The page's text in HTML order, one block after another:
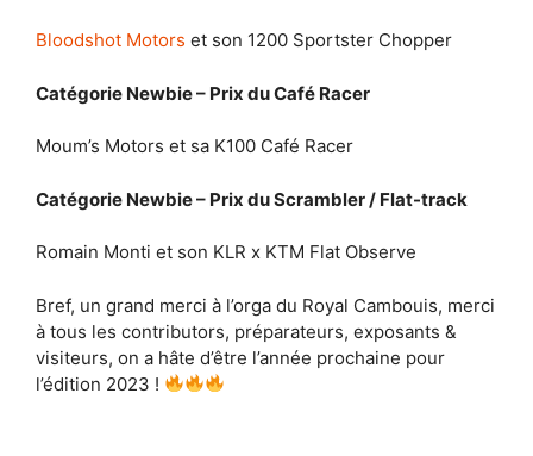
Bloodshot Motors et son 1200 Sportster Chopper
Catégorie Newbie – Prix du Café Racer
Moum’s Motors et sa K100 Café Racer
Catégorie Newbie – Prix du Scrambler / Flat-track
Romain Monti et son KLR x KTM Flat Observe
Bref, un grand merci à l’orga du Royal Cambouis, merci
à tous les contributors, préparateurs, exposants &
visiteurs, on a hâte d’être l’année prochaine pour
l’édition 2023 !